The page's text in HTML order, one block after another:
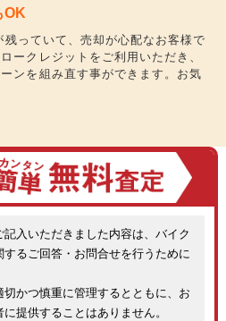
OK
っていて、売却が心配なお客様で
ークレジットをご利用いただき、
ンを組み直す事ができます。お気
入いただきました内容は、バイク
るご回答・お問合せを行うために
かつ慎重に管理するとともに、お
提供することはありません。